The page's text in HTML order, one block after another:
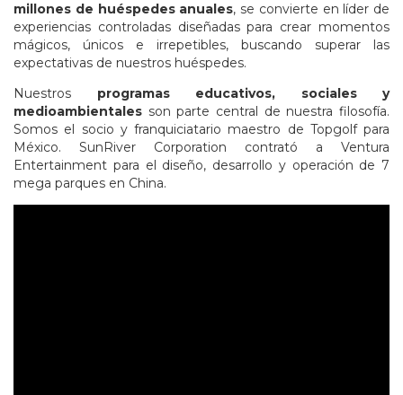
millones de huéspedes anuales, se convierte en líder de
experiencias controladas diseñadas para crear momentos
mágicos, únicos e irrepetibles, buscando superar las
expectativas de nuestros huéspedes.
Nuestros programas educativos, sociales y
medioambientales son parte central de nuestra filosofía.
Somos el socio y franquiciatario maestro de Topgolf para
México. SunRiver Corporation contrató a Ventura
Entertainment para el diseño, desarrollo y operación de 7
mega parques en China.